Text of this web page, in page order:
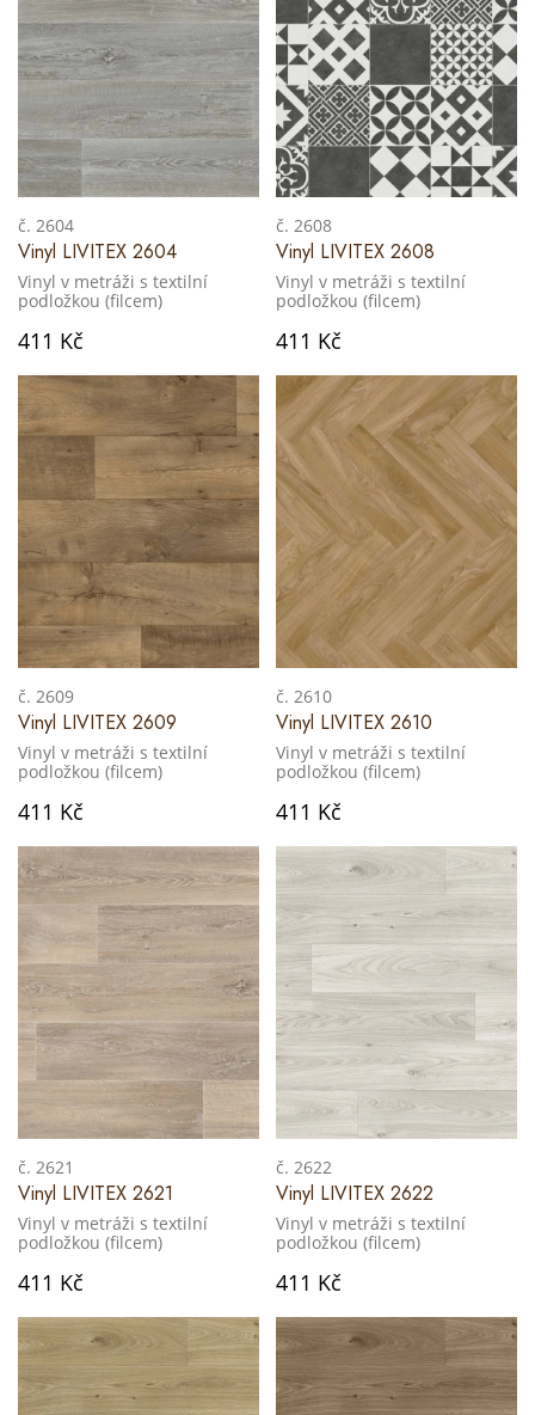
č. 2604
Vinyl LIVITEX 2604
Vinyl v metráži s textilní
podložkou (filcem)
411 Kč
č. 2608
Vinyl LIVITEX 2608
Vinyl v metráži s textilní
podložkou (filcem)
411 Kč
č. 2609
Vinyl LIVITEX 2609
Vinyl v metráži s textilní
podložkou (filcem)
411 Kč
č. 2610
Vinyl LIVITEX 2610
Vinyl v metráži s textilní
podložkou (filcem)
411 Kč
č. 2621
Vinyl LIVITEX 2621
Vinyl v metráži s textilní
podložkou (filcem)
411 Kč
č. 2622
Vinyl LIVITEX 2622
Vinyl v metráži s textilní
podložkou (filcem)
411 Kč